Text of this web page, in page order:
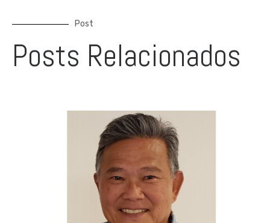
Post
Posts Relacionados